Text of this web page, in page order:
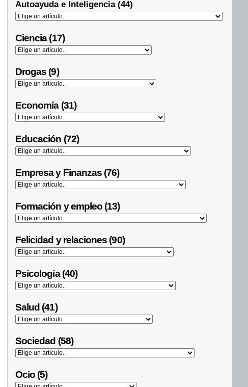
Autoayuda e Inteligencia (44)
Ciencia (17)
Drogas (9)
Economía (31)
Educación (72)
Empresa y Finanzas (76)
Formación y empleo (13)
Felicidad y relaciones (90)
Psicología (40)
Salud (41)
Sociedad (58)
Ocio (5)